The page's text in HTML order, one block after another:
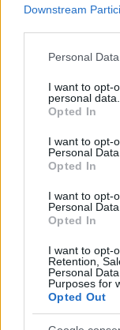
Downstream
Please note that
not limited to your
grant or deny
use your data for
consent section.
Personal
I want to opt-
personal data.
Opted In
I want to opt-
Personal Data.
Opted In
I want to opt-
Personal
Opted In
I want to opt-
Retention,
Personal
Purposes for
Opted Out
Continua
FITNESS
Allenamento da
Camilla Fiore · 7 Ago 2026